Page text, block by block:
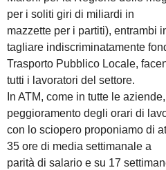
per i soliti giri di miliardi in
mazzette per i partiti), entrambi
tagliare indiscriminatamente
Trasporto Pubblico Locale,
tutti i lavoratori del settore.
In ATM, come in tutte le
peggioramento degli orari di
con lo sciopero proponiamo di
35 ore di media settimanale a
parità di salario e su 17